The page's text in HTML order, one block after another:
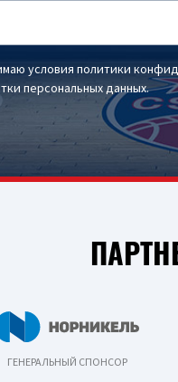
условия политики
персональных данных.
ГЕНЕРАЛЬНЫЙ СПОНСОР